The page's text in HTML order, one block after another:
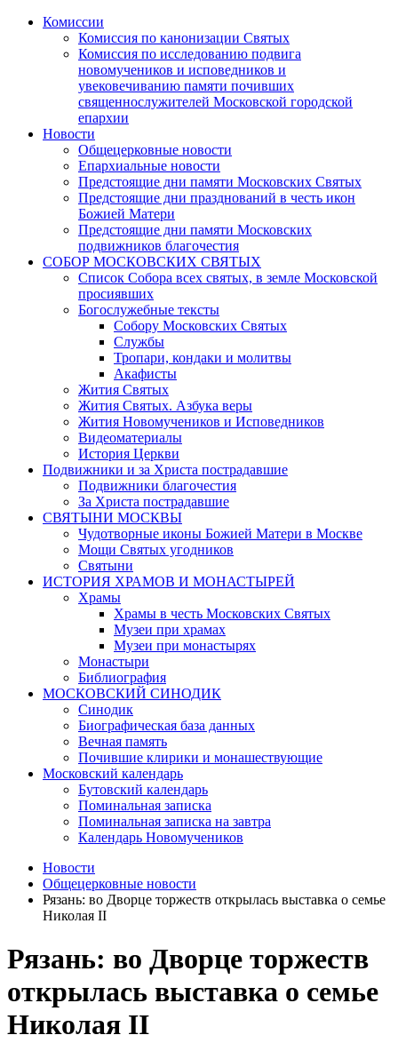
Комиссии
Комиссия по канонизации Святых
Комиссия по исследованию подвига
новомучеников и исповедников и
увековечиванию памяти почивших
священнослужителей Московской городской
епархии
Новости
Общецерковные новости
Епархиальные новости
Предстоящие дни памяти Московских Святых
Предстоящие дни празднований в честь икон
Божией Матери
Предстоящие дни памяти Московских
подвижников благочестия
СОБОР МОСКОВСКИХ СВЯТЫХ
Список Собора всех святых, в земле Московской
просиявших
Богослужебные тексты
Собору Московских Святых
Службы
Тропари, кондаки и молитвы
Акафисты
Жития Святых
Жития Святых. Азбука веры
Жития Новомучеников и Исповедников
Видеоматериалы
История Церкви
Подвижники и за Христа пострадавшие
Подвижники благочестия
За Христа пострадавшие
СВЯТЫНИ МОСКВЫ
Чудотворные иконы Божией Матери в Москве
Мощи Святых угодников
Святыни
ИСТОРИЯ ХРАМОВ И МОНАСТЫРЕЙ
Храмы
Храмы в честь Московских Святых
Музеи при храмах
Музеи при монастырях
Монастыри
Библиография
МОСКОВСКИЙ СИНОДИК
Синодик
Биографическая база данных
Вечная память
Почившие клирики и монашествующие
Московский календарь
Бутовский календарь
Поминальная записка
Поминальная записка на завтра
Календарь Новомучеников
Новости
Общецерковные новости
Рязань: во Дворце торжеств открылась выставка о семье
Николая II
Рязань: во Дворце торжеств
открылась выставка о семье
Николая II